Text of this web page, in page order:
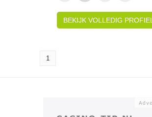
BEKIJK VOLLEDIG PROFIEL
1